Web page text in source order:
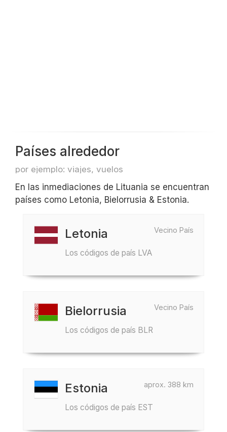
Países alrededor
por ejemplo: viajes, vuelos
En las inmediaciones de Lituania se encuentran
países como Letonia, Bielorrusia & Estonia.
Vecino País
Letonia
Los códigos de país LVA
Vecino País
Bielorrusia
Los códigos de país BLR
aprox. 388 km
Estonia
Los códigos de país EST